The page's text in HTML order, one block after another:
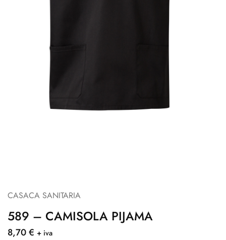
CASACA SANITARIA
589 – CAMISOLA PIJAMA
8,70€ + iva